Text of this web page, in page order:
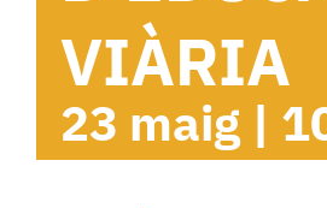
VIÀRIA
23 maig |